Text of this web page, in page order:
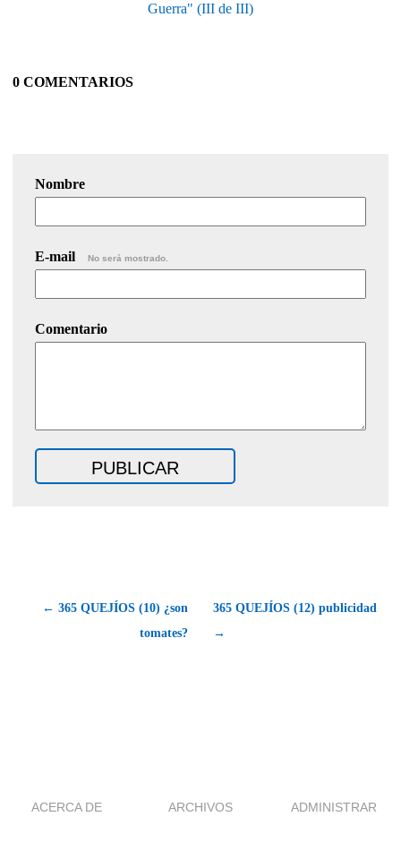
Guerra" (III de III)
0 COMENTARIOS
Nombre
E-mail No será mostrado.
Comentario
← 365 QUEJÍOS (10) ¿son
tomates?
365 QUEJÍOS (12) publicidad
→
ACERCA DE ARCHIVOS ADMINISTRAR